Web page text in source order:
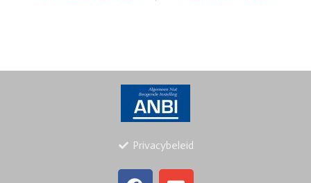
Privacybeleid